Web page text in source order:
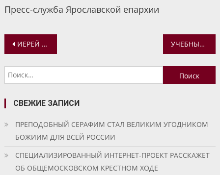
Пресс-служба Ярославской епархии
Навигация
по
записям
ИЕРЕЙ АЛЕКСИЙ КАРПОВ ПРОШЕЛ КУРСЫ ПОВЫШЕНИЯ КВАЛИФИКАЦИИ ДЛЯ РУКОВОДИТЕЛЕЙ МИССИОНЕРСКИХ ОТДЕЛОВ УЧЕБНЫЙ ГОД В ЯРОСЛАВСКОЙ ГУБЕРНСКОЙ ГИМНАЗИИ ЗАВЕРШИЛСЯ БОЖЕСТВЕННОЙ ЛИТУРГИЕЙ
Найти:
СВЕЖИЕ ЗАПИСИ
ПРЕПОДОБНЫЙ СЕРАФИМ СТАЛ ВЕЛИКИМ УГОДНИКОМ
БОЖИИМ ДЛЯ ВСЕЙ РОССИИ
СПЕЦИАЛИЗИРОВАННЫЙ ИНТЕРНЕТ-ПРОЕКТ РАССКАЖЕТ
ОБ ОБЩЕМОСКОВСКОМ КРЕСТНОМ ХОДЕ